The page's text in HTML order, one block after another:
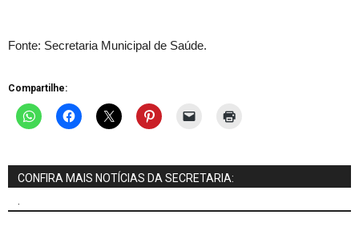
Fonte: Secretaria Municipal de Saúde.
Compartilhe:
CONFIRA MAIS NOTÍCIAS DA SECRETARIA: